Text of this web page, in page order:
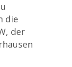
die
der